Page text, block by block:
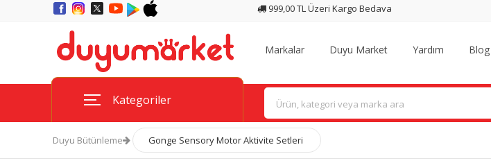
999,00 TL Üzeri Kargo Bedava
Markalar Duyu Market Yardım Blog
Kategoriler
Duyu Bütünleme Gonge Sensory Motor Aktivite Setleri